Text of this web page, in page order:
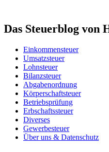
Das Steuerblog von
Einkommensteuer
Umsatzsteuer
Lohnsteuer
Bilanzsteuer
Abgabenordnung
Körperschaftsteuer
Betriebsprüfung
Erbschaftssteuer
Diverses
Gewerbesteuer
Über uns & Datenschutz